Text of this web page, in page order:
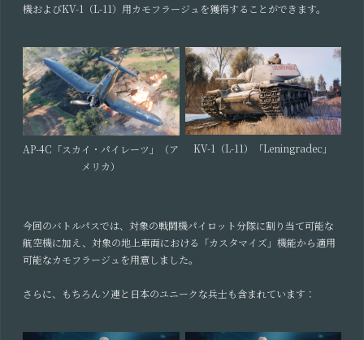
機およびKV-1（L-11）用カモフラージュを獲得することができます。
AP-4C「スカイ・パイレーツ」（ア
メリカ）
KV-1（L-11）「Leningradec」
今回のバトルパスでは、対象の戦闘機パイロット分隊に割り当て可能な
航空機に加え、対象の地上車両における「カスタマイズ」機能から適用
可能なカモフラージュを用意しました。
さらに、もちろんソ連と日本のユニークな兵士も含まれています：